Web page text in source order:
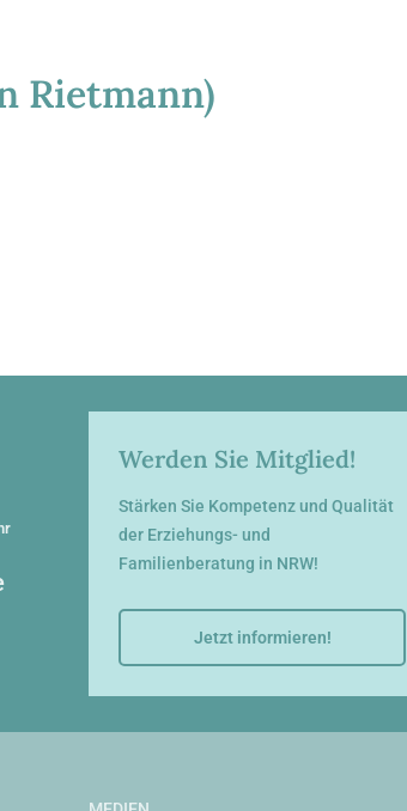
Rietmann)
Werden Sie Mitglied!
Stärken Sie Kompetenz und Qualität
der Erziehungs- und
Familienberatung in NRW!
Jetzt informieren!